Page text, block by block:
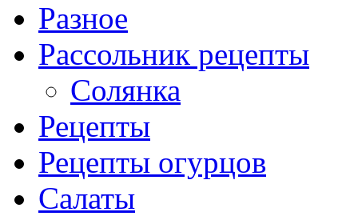
Разное
Рассольник рецепты
Солянка
Рецепты
Рецепты огурцов
Салаты